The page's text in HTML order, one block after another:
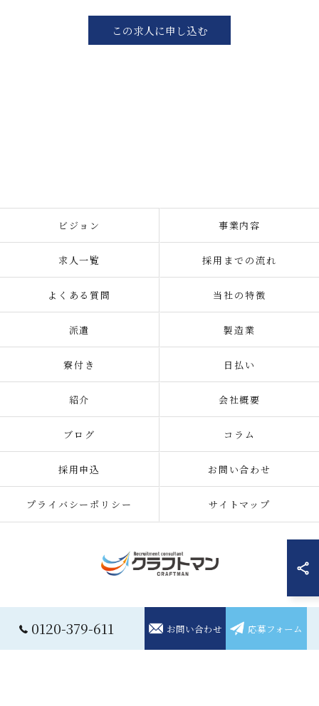
この求人に申し込む
0120-379-611 お問い合わせ 応募フォーム
ビジョン 事業内容
求人一覧 採用までの流れ
よくある質問 当社の特徴
派遣 製造業
寮付き 日払い
紹介 会社概要
ブログ コラム
採用申込 お問い合わせ
プライバシーポリシー サイトマップ
© 2026 住み込みの仕事の求人なら株式会社クラフトマン ALL RIGHTS
RESERVED.